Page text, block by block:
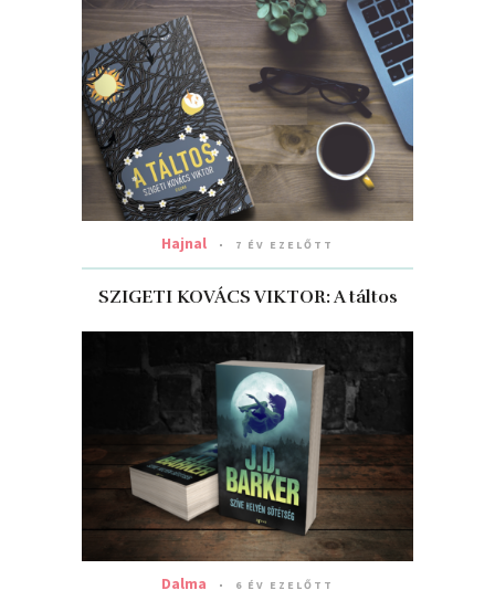
Hajnal 7 ÉV EZELŐTT
SZIGETI KOVÁCS VIKTOR: A táltos
Dalma 6 ÉV EZELŐTT